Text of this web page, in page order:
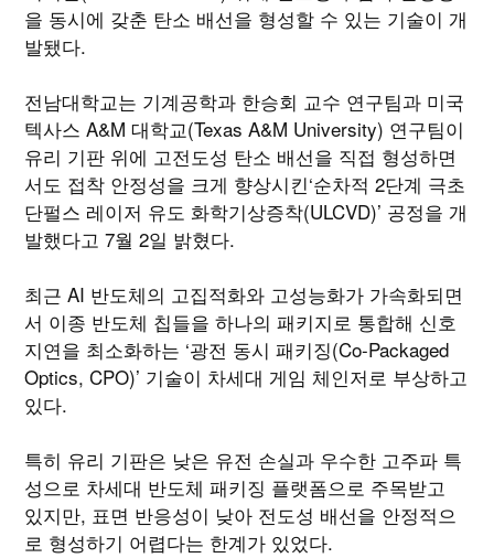
을 동시에 갖춘 탄소 배선을 형성할 수 있는 기술이 개
발됐다.
전남대학교는 기계공학과 한승회 교수 연구팀과 미국
텍사스 A&M 대학교(Texas A&M University) 연구팀이
유리 기판 위에 고전도성 탄소 배선을 직접 형성하면
서도 접착 안정성을 크게 향상시킨‘순차적 2단계 극초
단펄스 레이저 유도 화학기상증착(ULCVD)’ 공정을 개
발했다고 7월 2일 밝혔다.
최근 AI 반도체의 고집적화와 고성능화가 가속화되면
서 이종 반도체 칩들을 하나의 패키지로 통합해 신호
지연을 최소화하는 ‘광전 동시 패키징(Co-Packaged
Optics, CPO)’ 기술이 차세대 게임 체인저로 부상하고
있다.
특히 유리 기판은 낮은 유전 손실과 우수한 고주파 특
성으로 차세대 반도체 패키징 플랫폼으로 주목받고
있지만, 표면 반응성이 낮아 전도성 배선을 안정적으
로 형성하기 어렵다는 한계가 있었다.